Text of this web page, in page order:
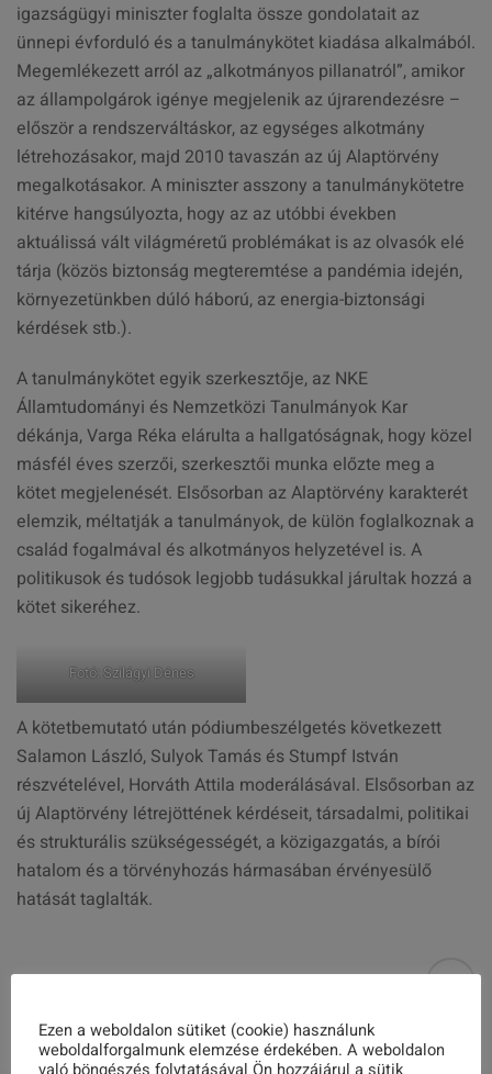
igazságügyi miniszter foglalta össze gondolatait az
ünnepi évforduló és a tanulmánykötet kiadása alkalmából.
Megemlékezett arról az „alkotmányos pillanatról”, amikor
az állampolgárok igénye megjelenik az újrarendezésre –
először a rendszerváltáskor, az egységes alkotmány
létrehozásakor, majd 2010 tavaszán az új Alaptörvény
megalkotásakor. A miniszter asszony a tanulmánykötetre
kitérve hangsúlyozta, hogy az az utóbbi években
aktuálissá vált világméretű problémákat is az olvasók elé
tárja (közös biztonság megteremtése a pandémia idején,
környezetünkben dúló háború, az energia-biztonsági
kérdések stb.).
A tanulmánykötet egyik szerkesztője, az NKE
Államtudományi és Nemzetközi Tanulmányok Kar
dékánja, Varga Réka elárulta a hallgatóságnak, hogy közel
másfél éves szerzői, szerkesztői munka előzte meg a
kötet megjelenését. Elsősorban az Alaptörvény karakterét
elemzik, méltatják a tanulmányok, de külön foglalkoznak a
család fogalmával és alkotmányos helyzetével is. A
politikusok és tudósok legjobb tudásukkal járultak hozzá a
kötet sikeréhez.
Fotó: Szilágyi Dénes
A kötetbemutató után pódiumbeszélgetés következett
Salamon László, Sulyok Tamás és Stumpf István
részvételével, Horváth Attila moderálásával. Elsősorban az
új Alaptörvény létrejöttének kérdéseit, társadalmi, politikai
és strukturális szükségességét, a közigazgatás, a bírói
hatalom és a törvényhozás hármasában érvényesülő
hatását taglalták.
Share this post
Ezen a weboldalon sütiket (cookie) használunk
weboldalforgalmunk elemzése érdekében. A weboldalon